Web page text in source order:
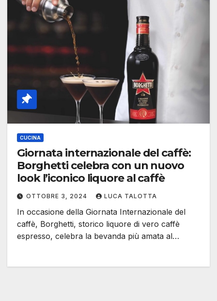
CUCINA
Giornata internazionale del caffè:
Borghetti celebra con un nuovo
look l’iconico liquore al caffè
OTTOBRE 3, 2024 LUCA TALOTTA
In occasione della Giornata Internazionale del
caffè, Borghetti, storico liquore di vero caffè
espresso, celebra la bevanda più amata al…